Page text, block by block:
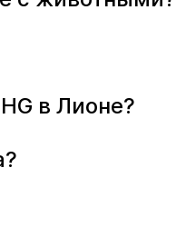
в Лионе?